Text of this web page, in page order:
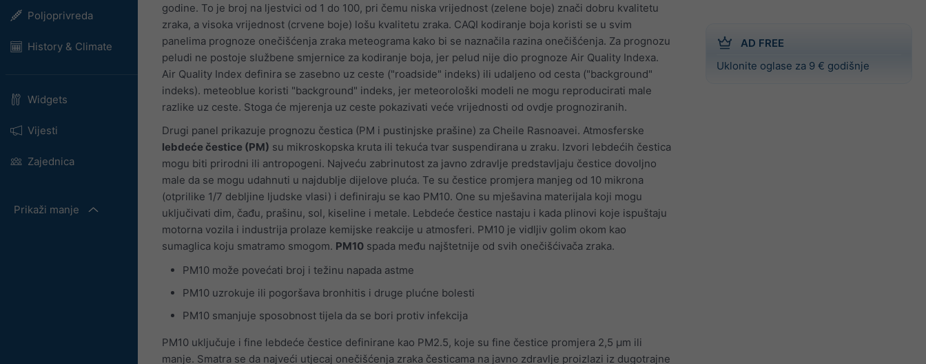
Poljoprivreda
History & Climate
Widgets
Vijesti
Zajednica
Prikaži manje
AD FREE
Uklonite oglase za 9 € godišnje
godine. To je broj na ljestvici od 1 do 100, pri čemu niska vrijednost (zelene boje) znači dobru kvalitetu
zraka, a visoka vrijednost (crvene boje) lošu kvalitetu zraka. CAQI kodiranje boja koristi se u svim
panelima prognoze onečišćenja zraka meteograma kako bi se naznačila razina onečišćenja. Za prognozu
peludi ne postoje službene smjernice za kodiranje boja, jer pelud nije dio prognoze Air Quality Indexa.
Air Quality Index definira se zasebno uz ceste ("roadside" indeks) ili udaljeno od cesta ("background"
indeks). meteoblue koristi "background" indeks, jer meteorološki modeli ne mogu reproducirati male
razlike uz ceste. Stoga će mjerenja uz ceste pokazivati veće vrijednosti od ovdje prognoziranih.
Drugi panel prikazuje prognozu čestica (PM i pustinjske prašine) za Cheile Rasnoavei. Atmosferske
lebdeće čestice (PM) su mikroskopska kruta ili tekuća tvar suspendirana u zraku. Izvori lebdećih čestica
mogu biti prirodni ili antropogeni. Najveću zabrinutost za javno zdravlje predstavljaju čestice dovoljno
male da se mogu udahnuti u najdublje dijelove pluća. Te su čestice promjera manjeg od 10 mikrona
(otprilike 1/7 debljine ljudske vlasi) i definiraju se kao PM10. One su mješavina materijala koji mogu
uključivati dim, čađu, prašinu, sol, kiseline i metale. Lebdeće čestice nastaju i kada plinovi koje ispuštaju
motorna vozila i industrija prolaze kemijske reakcije u atmosferi. PM10 je vidljiv golim okom kao
sumaglica koju smatramo smogom. PM10 spada među najštetnije od svih onečišćivača zraka.
PM10 može povećati broj i težinu napada astme
PM10 uzrokuje ili pogoršava bronhitis i druge plućne bolesti
PM10 smanjuje sposobnost tijela da se bori protiv infekcija
PM10 uključuje i fine lebdeće čestice definirane kao PM2.5, koje su fine čestice promjera 2,5 μm ili
manje. Smatra se da najveći utjecaj onečišćenja zraka česticama na javno zdravlje proizlazi iz dugotrajne